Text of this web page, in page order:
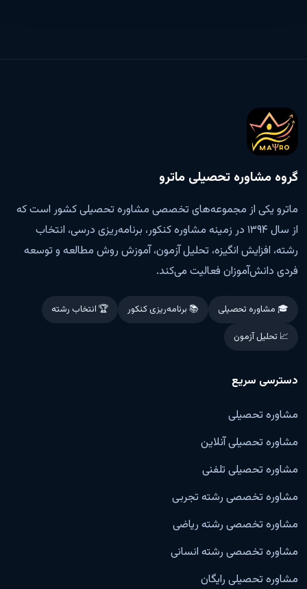
گروه مشاوره تحصیلی ماترو
ماترو یکی از مجموعه‌های تخصصی مشاوره تحصیلی کشور است که
از سال ۱۳۹۴ در زمینه مشاوره کنکور، برنامه‌ریزی درسی، انتخاب
رشته، افزایش انگیزه، تحلیل آزمون، آموزش روش مطالعه و توسعه
فردی دانش‌آموزان فعالیت می‌کند.
🎓 مشاوره تحصیلی 📚 برنامه‌ریزی کنکور
🏆 انتخاب رشته
📈 تحلیل آزمون
دسترسی سریع
مشاوره تحصیلی
مشاوره تحصیلی آنلاین
مشاوره تحصیلی تلفنی
مشاوره تخصصی رشته تجربی
مشاوره تخصصی رشته ریاضی
مشاوره تخصصی رشته انسانی
مشاوره تحصیلی رایگان